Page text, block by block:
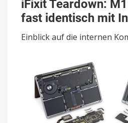
M1
MacBooks
identisch
Modellen
iFixit Teardown:
fast identisch mit
Einblick auf die internen